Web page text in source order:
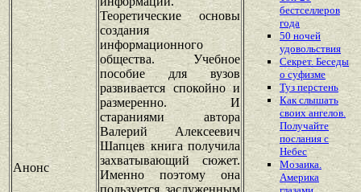
Анонс
Теоретические основы
создания
информационного
общества. Учебное
пособие для вузов
развивается спокойно и
размеренно. И
стараниями автора
Валерий Алексеевич
Шапцев книга получила
захватывающий сюжет.
Именно поэтому она
пользуется заслуженным
бестселлеров
года
50 ночей
удовольствия
Секрет. Беседы
о суфизме
Туз перстень
Как слышать
своих ангелов.
Получайте
послания с
Небес
Мозаика.
Америка